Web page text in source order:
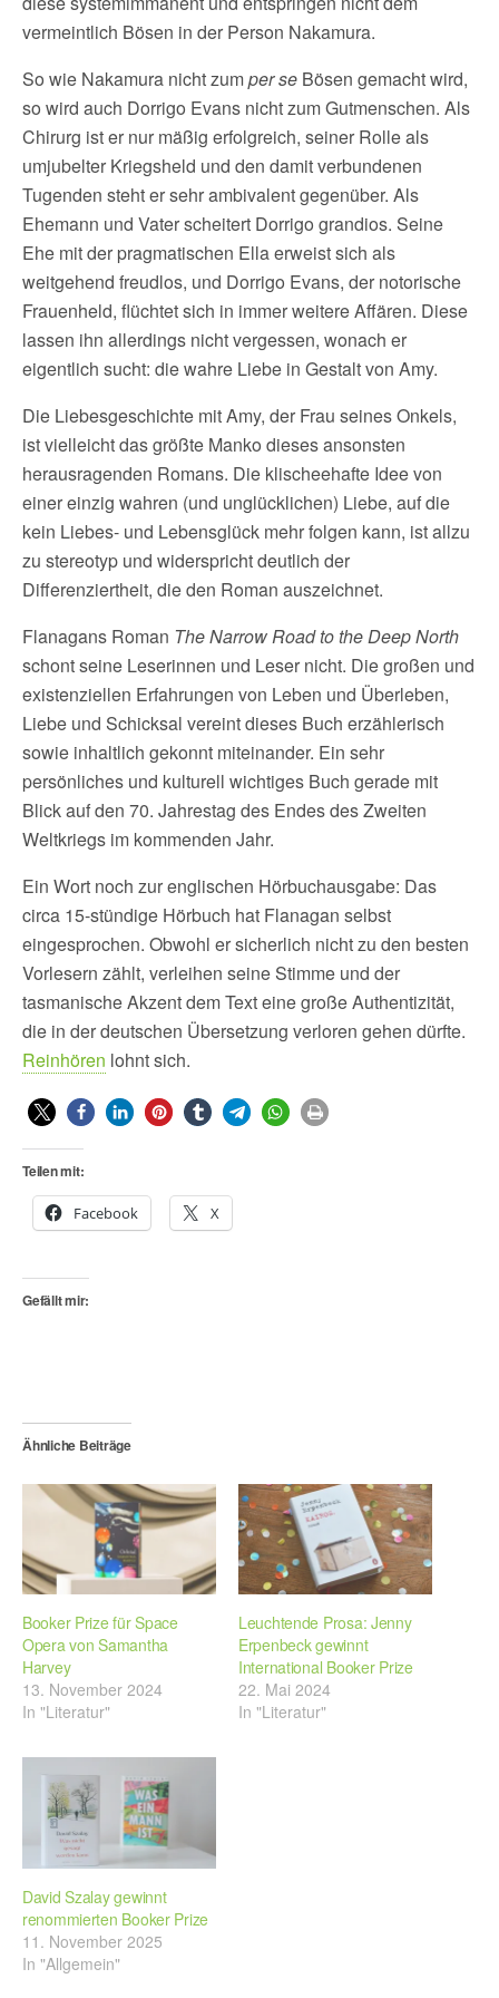
vermeintlich Bösen in der Person Nakamura.
So wie Nakamura nicht zumper se Bösen gemacht wird,
so wird auch Dorrigo Evans nicht zum Gutmenschen. Als
Chirurg ist er nur mäßig erfolgreich, seiner Rolle als
umjubelter Kriegsheld und den damit verbundenen
Tugenden steht er sehr ambivalent gegenüber. Als
Ehemann und Vater scheitert Dorrigo grandios. Seine
Ehe mit der pragmatischen Ella erweist sich als
weitgehend freudlos, und Dorrigo Evans, der notorische
Frauenheld, flüchtet sich in immer weitere Affären. Diese
lassen ihn allerdings nicht vergessen, wonach er
eigentlich sucht: die wahre Liebe in Gestalt von Amy.
Die Liebesgeschichte mit Amy, der Frau seines Onkels,
ist vielleicht das größte Manko dieses ansonsten
herausragenden Romans. Die klischeehafte Idee von
einer einzig wahren (und unglücklichen) Liebe, auf die
kein Liebes- und Lebensglück mehr folgen kann, ist allzu
zu stereotyp und widerspricht deutlich der
Differenziertheit, die den Roman auszeichnet.
Flanagans Roman The Narrow Road to the Deep North
schont seine Leserinnen und Leser nicht. Die großen und
existenziellen Erfahrungen von Leben und Überleben,
Liebe und Schicksal vereint dieses Buch erzählerisch
sowie inhaltlich gekonnt miteinander. Ein sehr
persönliches und kulturell wichtiges Buch gerade mit
Blick auf den 70. Jahrestag des Endes des Zweiten
Weltkriegs im kommenden Jahr.
Ein Wort noch zur englischen Hörbuchausgabe: Das
circa 15-stündige Hörbuch hat Flanagan selbst
eingesprochen. Obwohl er sicherlich nicht zu den besten
Vorlesern zählt, verleihen seine Stimme und der
tasmanische Akzent dem Text eine große Authentizität,
die in der deutschen Übersetzung verloren gehen dürfte.
Reinhören lohnt sich.
Teilen mit:
Facebook X
Gefällt mir:
Ähnliche Beiträge
Booker Prize für Space
Opera von Samantha
Harvey
13. November 2024
In "Literatur"
Leuchtende Prosa: Jenny
Erpenbeck gewinnt
International Booker Prize
22. Mai 2024
In "Literatur"
David Szalay gewinnt
renommierten Booker Prize
11. November 2025
In "Allgemein"